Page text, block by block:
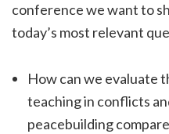
conference we want to
today’s most relevant
How can we evaluate
teaching in conflicts
peacebuilding